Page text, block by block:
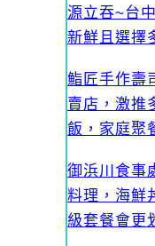
源立吞~台
新鮮且選擇
鮨匠手作壽
賣店，激推
飯，家庭聚
御浜川食事
料理，海鮮
級套餐會更